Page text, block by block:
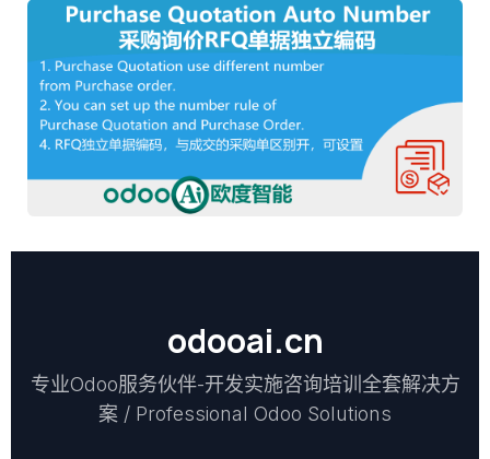
odooai.cn
专业Odoo服务伙伴-开发实施咨询培训全套解决方
案 / Professional Odoo Solutions